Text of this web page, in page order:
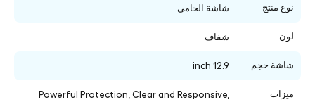
نوع منتج شاشة الحامي
لون شفاف
شاشة حجم 12.9 inch
ميزات
Powerful Protection, Clear and Responsive,